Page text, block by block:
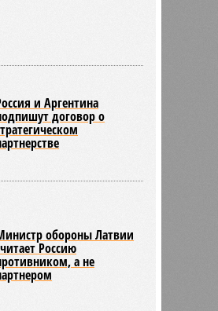
и Аргентина
договор о
обороны Латвии
Россию
а не